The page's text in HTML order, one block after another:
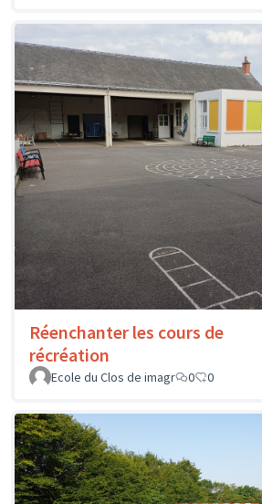
Réenchanter les cours de
récréation
Ecole du Clos de imagr
0 0